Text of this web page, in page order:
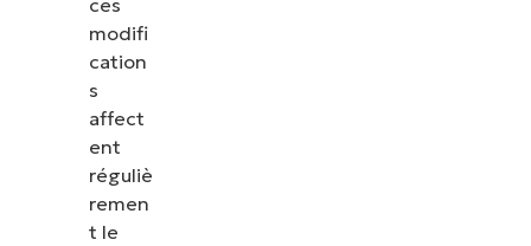
ces
modifi
cation
s
affect
ent
réguliè
remen
t le